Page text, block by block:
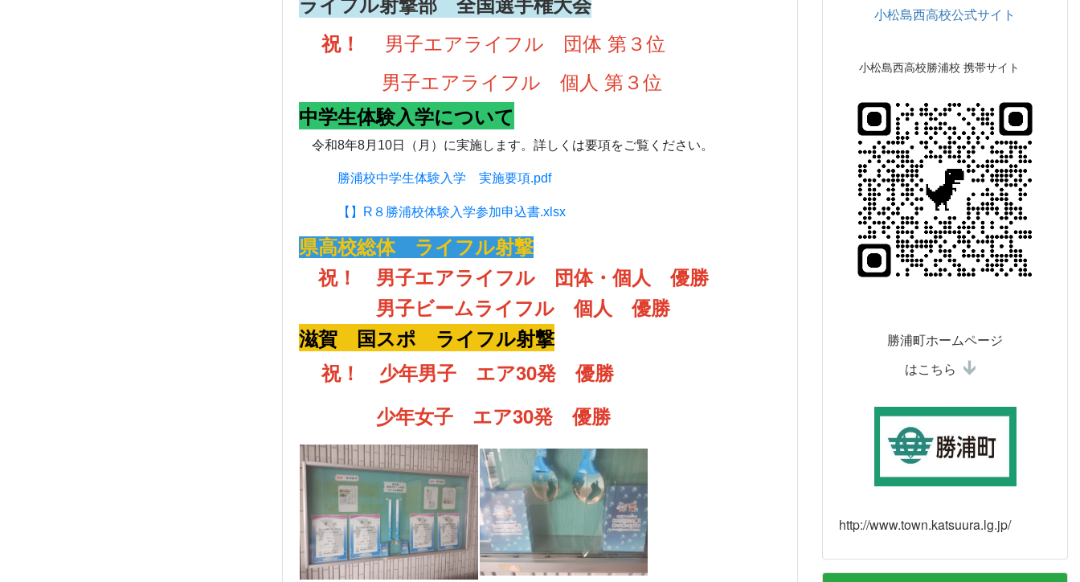
祝！
男子エアライフル 団体 第３位
男子エアライフル 個人 第３位
中学生体験入学について
令和8年8月10日（月）に実施します。詳しくは要項をご覧ください。
勝浦校中学生体験入学 実施要項.pdf
【】R８勝浦校体験入学参加申込書.xlsx
県高校総体 ライフル射撃
祝！ 男子エアライフル 団体・個人 優勝
男子ビームライフル 個人 優勝
滋賀 国スポ ライフル射撃
祝！ 少年男子 エア30発 優勝
少年女子 エア30発 優勝
小松島西高校公式サイト
小松島西高校勝浦校 携帯サイト
勝浦町ホームページ
はこちら
http://www.town.katsuura.lg.jp/